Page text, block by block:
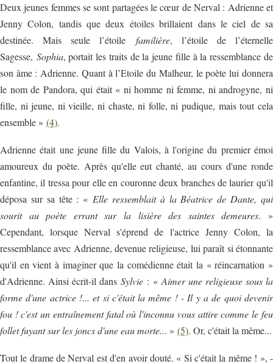
Deux jeunes femmes se sont partagées le cœur de Nerval : Adrienne et
Jenny Colon, tandis que deux étoiles brillaient dans le ciel de sa
destinée. Mais seule l’étoile familière, l’étoile de l’éternelle
Sagesse, Sophia, portait les traits de la jeune fille à la ressemblance de
son âme : Adrienne. Quant à l’Etoile du Malheur, le poète lui donnera
le nom de Pandora, qui était « ni homme ni femme, ni androgyne, ni
fille, ni jeune, ni vieille, ni chaste, ni folle, ni pudique, mais tout cela
ensemble » (4).
Adrienne était une jeune fille du Valois, à l'origine du premier émoi
amoureux du poète. Après qu'elle eut chanté, au cours d'une ronde
enfantine, il tressa pour elle en couronne deux branches de laurier qu'il
déposa sur sa tête : « Elle ressemblait à la Béatrice de Dante, qui
sourit au poète errant sur la lisière des saintes demeures. »
Cependant, lorsque Nerval s'éprend de l'actrice Jenny Colon, la
ressemblance avec Adrienne, devenue religieuse, lui paraît si étonnante
qu'il en vient à imaginer que la comédienne était la « réincarnation »
d'Adrienne. Ainsi écrit-il dansSylvie : « Aimer une religieuse sous la
forme d'une actrice !... et si c'était la même ! - Il y a de quoi devenir
fou ! c'est un entraînement fatal où l'inconnu vous attire comme le feu
follet fuyant sur les joncs d'une eau morte... » (5). Or, c'était la même...
Tout le drame de Nerval est d'en avoir douté. « Si c'était la même ! », -